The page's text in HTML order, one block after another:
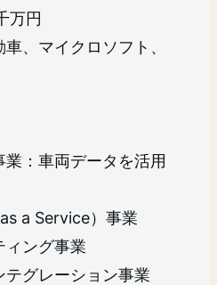
万円
、マイクロソフト、
業：車両データを活用
a Service）事業
ィング事業
テグレーション事業